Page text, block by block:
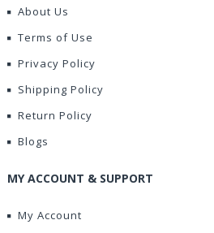
About Us
Terms of Use
Privacy Policy
Shipping Policy
Return Policy
Blogs
MY ACCOUNT & SUPPORT
My Account